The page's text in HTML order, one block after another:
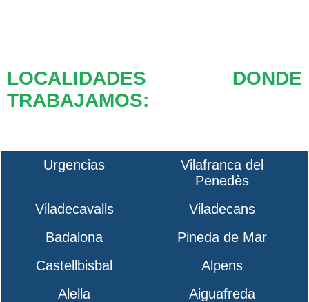
LOCALIDADES DONDE
TRABAJAMOS:
Urgencias
Vilafranca del
Penedès
Viladecavalls
Viladecans
Badalona
Pineda de Mar
Castellbisbal
Alpens
Alella
Aiguafreda